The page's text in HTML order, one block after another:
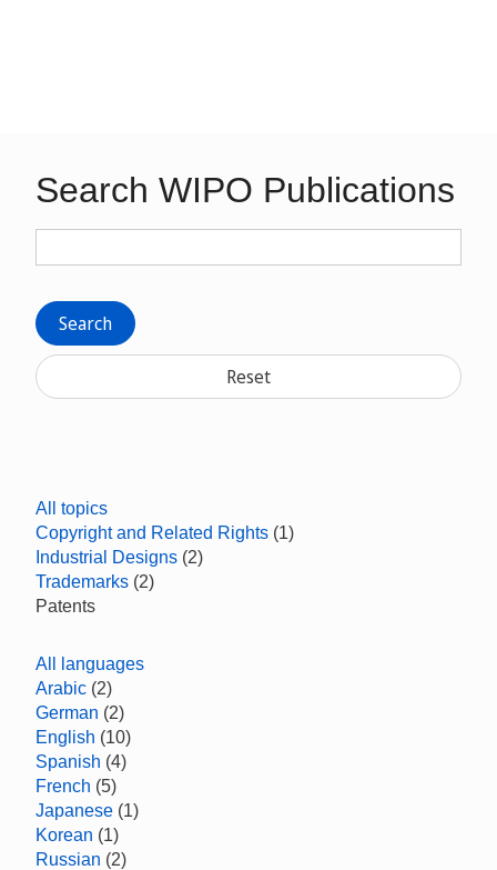
Search WIPO Publications
Search
Reset
All topics
Copyright and Related Rights (1)
Industrial Designs (2)
Trademarks (2)
Patents
All languages
Arabic (2)
German (2)
English (10)
Spanish (4)
French (5)
Japanese (1)
Korean (1)
Russian (2)